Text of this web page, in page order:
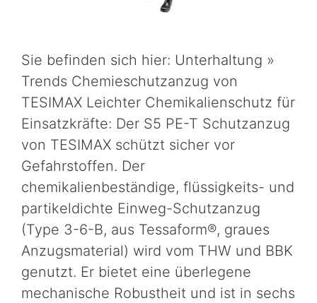
Sie befinden sich hier: Unterhaltung »
Trends Chemieschutzanzug von
TESIMAX Leichter Chemikalienschutz für
Einsatzkräfte: Der S5 PE-T Schutzanzug
von TESIMAX schützt sicher vor
Gefahrstoffen. Der
chemikalienbeständige, flüssigkeits- und
partikeldichte Einweg-Schutzanzug
(Type 3-6-B, aus Tessaform®, graues
Anzugsmaterial) wird vom THW und BBK
genutzt. Er bietet eine überlegene
mechanische Robustheit und ist in sechs